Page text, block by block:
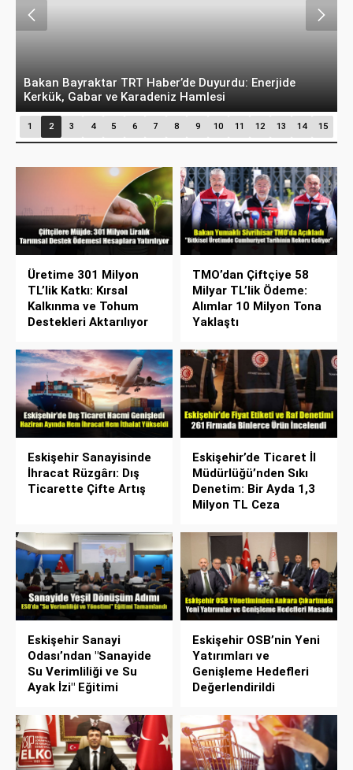
Bakan Bayraktar TRT Haber’de Duyurdu: Enerjide
Kerkük, Gabar ve Karadeniz Hamlesi
1 2 3 4 5 6 7 8 9 10 11 12 13 14 15
Üretime 301 Milyon
TL’lik Katkı: Kırsal
Kalkınma ve Tohum
Destekleri Aktarılıyor
TMO’dan Çiftçiye 58
Milyar TL’lik Ödeme:
Alımlar 10 Milyon Tona
Yaklaştı
Eskişehir Sanayisinde
İhracat Rüzgârı: Dış
Ticarette Çifte Artış
Eskişehir’de Ticaret İl
Müdürlüğü’nden Sıkı
Denetim: Bir Ayda 1,3
Milyon TL Ceza
Eskişehir Sanayi
Odası’ndan "Sanayide
Su Verimliliği ve Su
Ayak İzi" Eğitimi
Eskişehir OSB’nin Yeni
Yatırımları ve
Genişleme Hedefleri
Değerlendirildi